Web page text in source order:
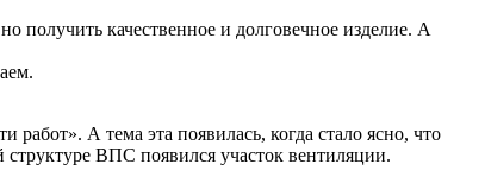
качественное и долговечное изделие. А
А тема эта появилась, когда стало ясно, что
структуре ВПС появился участок вентиляции.